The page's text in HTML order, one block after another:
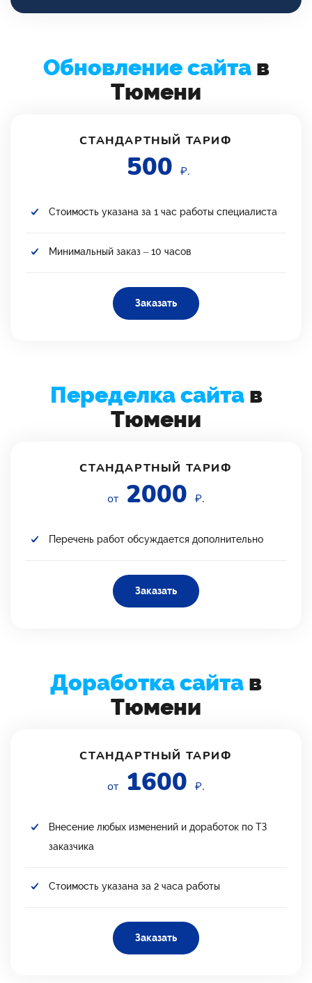
Обновление сайтав
Тюмени
СТАНДАРТНЫЙ ТАРИФ
500 ₽.
Стоимость указана за 1 час работы специалиста
Минимальный заказ – 10 часов
Заказать
Переделка сайтав
Тюмени
СТАНДАРТНЫЙ ТАРИФ
от 2000 ₽.
Перечень работ обсуждается дополнительно
Заказать
Доработка сайта в
Тюмени
СТАНДАРТНЫЙ ТАРИФ
от 1600 ₽.
Внесение любых изменений и доработок по ТЗ
заказчика
Стоимость указана за 2 часа работы
Заказать